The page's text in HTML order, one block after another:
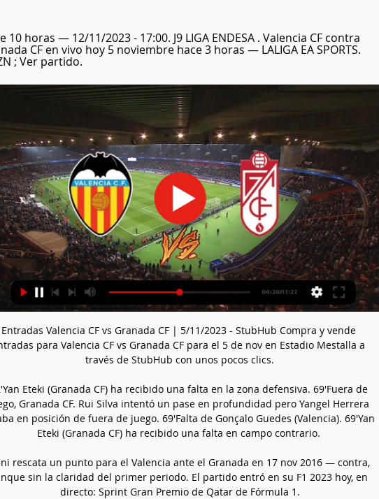
10 horas — 12/11/2023 - 17:00. J9 LIGA ENDESA . Valencia CF contra
CF en vivo hoy 5 noviembre hace 3 horas — LALIGA EA SPORTS.
; Ver partido.
Entradas Valencia CF vs Granada CF | 5/11/2023 - StubHub Compra y vende
para Valencia CF vs Granada CF para el 5 de nov en Estadio Mestalla a
través de StubHub con unos pocos clics.
Eteki (Granada CF) ha recibido una falta en la zona defensiva. 69'Fuera de
Granada CF. Rui Silva intentó un pase en profundidad pero Yangel Herrera
en posición de fuera de juego. 69'Falta de Gonçalo Guedes (Valencia). 69'Yan
Eteki (Granada CF) ha recibido una falta en campo contrario.
rescata un punto para el Valencia ante el Granada en 17 nov 2016 — contra,
sin la claridad del primer periodo. El partido entró en su F1 2023 hoy, en
directo: Sprint Gran Premio de Qatar de Fórmula 1.